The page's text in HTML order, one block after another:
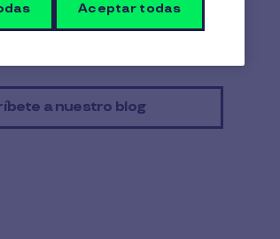
a nuestro blog
Aceptar todas